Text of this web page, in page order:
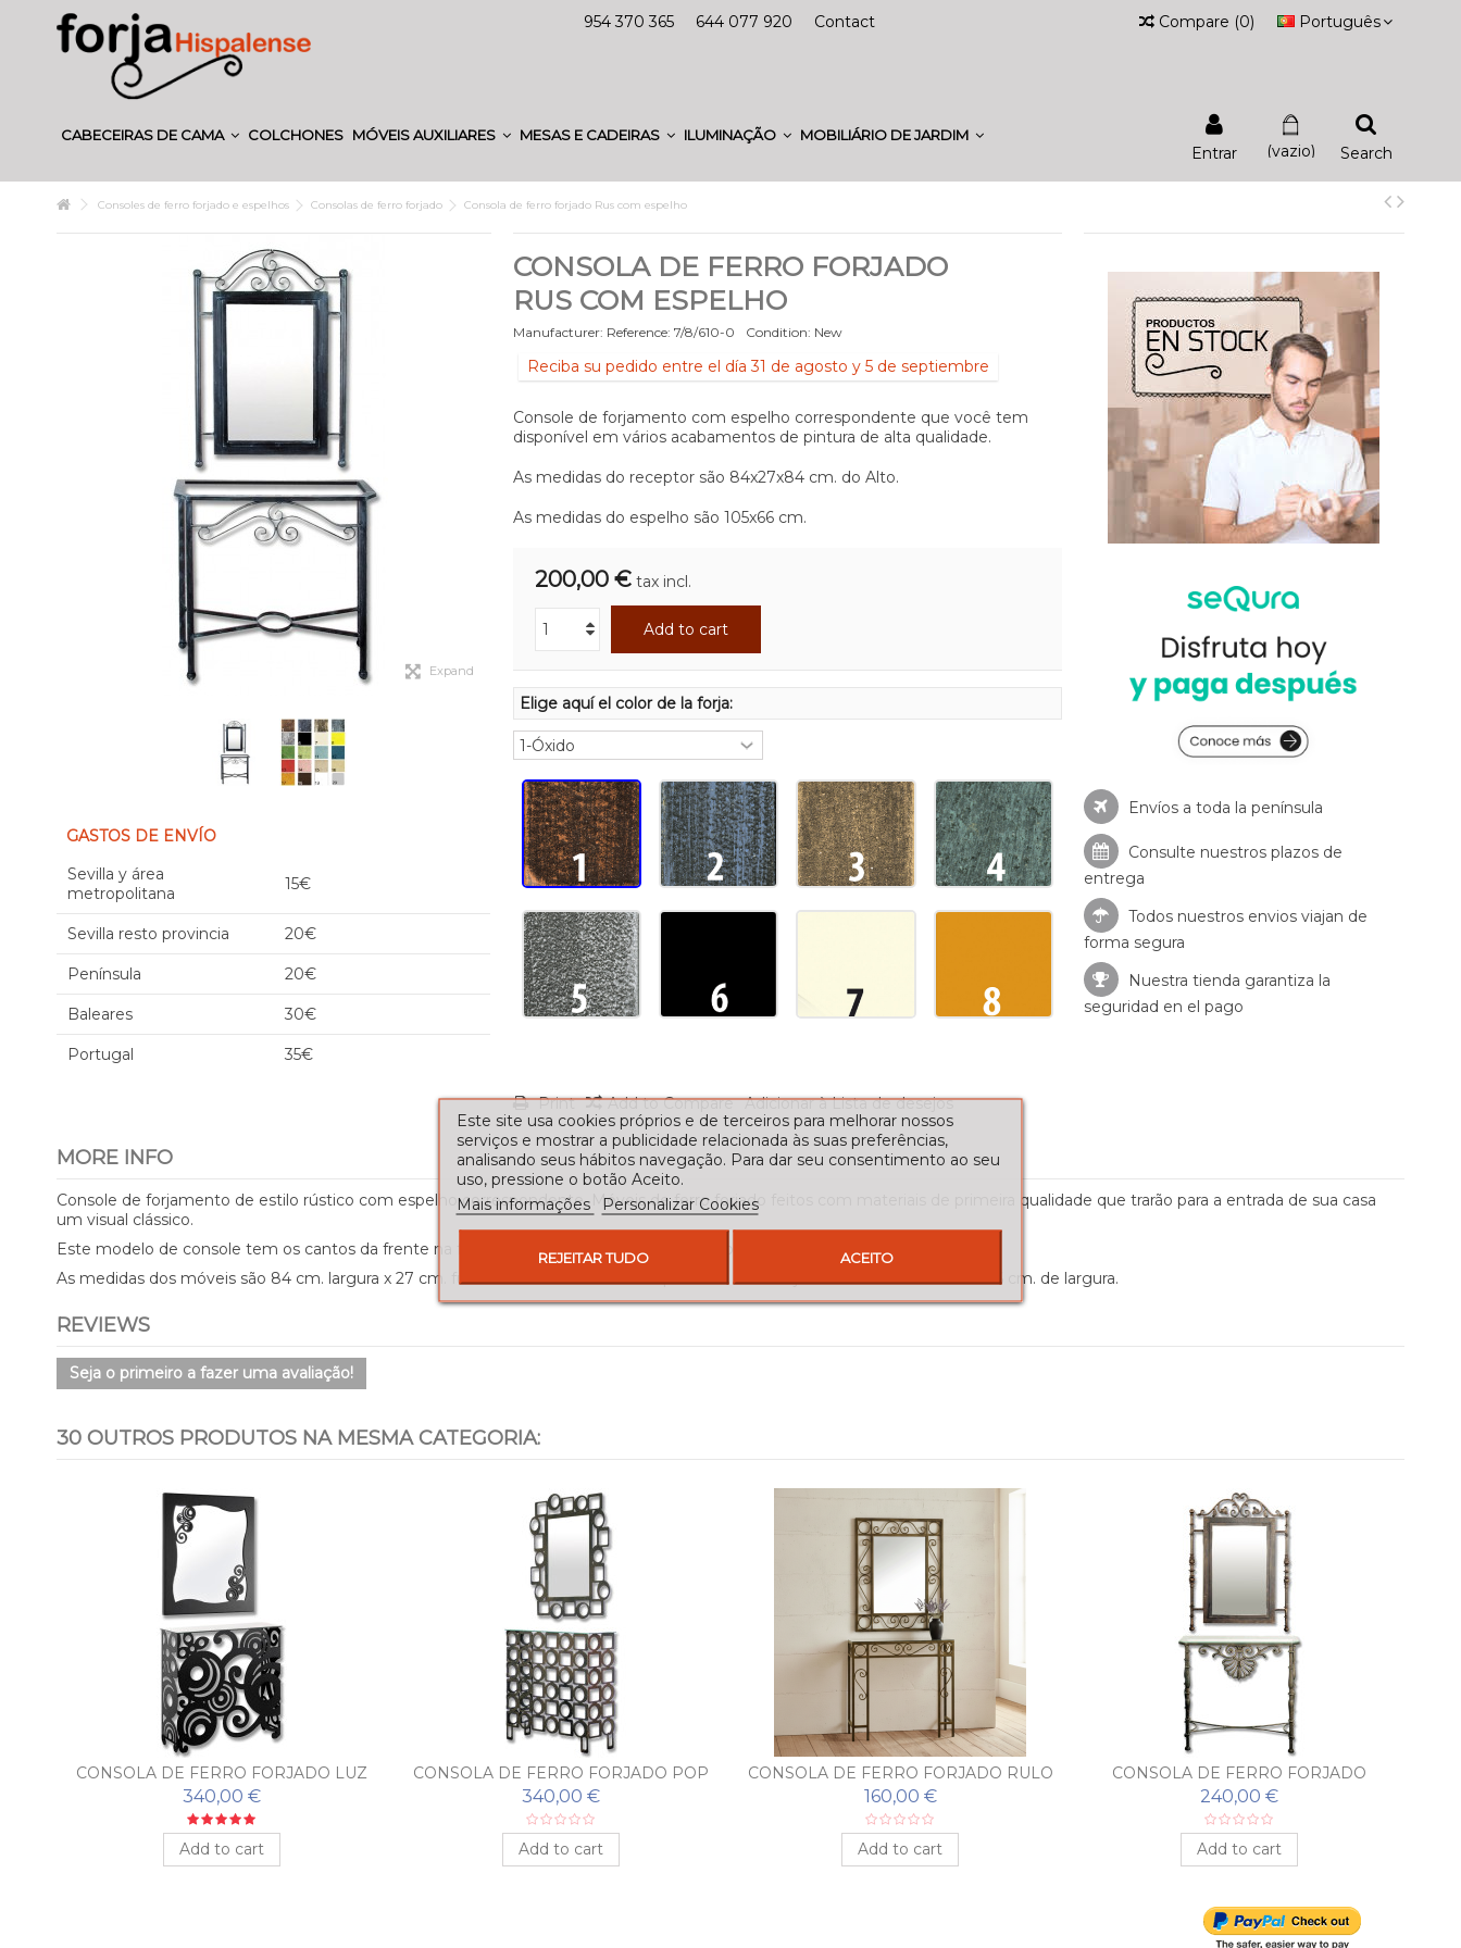
954 370 365 644 077 920 Contact Português
Compare (0)
CABECEIRAS DE CAMA COLCHONES MÓVEIS AUXILIARES MESAS E CADEIRAS ILUMINAÇÃO MOBILIÁRIO DE JARDIM
Search
(vazio)
Entrar
Consoles de ferro forjado e espelhos Consolas de ferro forjado Consola de ferro forjado Rus com espelho
Expand
GASTOS DE ENVÍO
Sevilla y área
metropolitana
15€
Sevilla resto provincia 20€
Península 20€
Baleares 30€
Portugal 35€
CONSOLA DE FERRO FORJADO
RUS COM ESPELHO
Manufacturer: Reference: 7/8/610-0 Condition: New
Reciba su pedido entre el día 31 de agosto y 5 de septiembre
Console de forjamento com espelho correspondente que você tem
disponível em vários acabamentos de pintura de alta qualidade.
As medidas do receptor são 84x27x84 cm. do Alto.
As medidas do espelho são 105x66 cm.
200,00 € tax incl.
Add to cart
Elige aquí el color de la forja:
Print Add to Compare Adicionar à Lista de desejos
Envíos a toda la península
Consulte nuestros plazos de
entrega
Todos nuestros envios viajan de
forma segura
Nuestra tienda garantiza la
seguridad en el pago
MORE INFO
Console de forjamento de estilo rústico com espelho correspondente. Móveis de ferro forjado feitos com materiais de primeira qualidade que trarão para a entrada de sua casa
um visual clássico.
Este modelo de console tem os cantos da frente na forma de um chanfro e um desenho simples.
As medidas dos móveis são 84 cm. largura x 27 cm. fundo x 84 cm do Alto. O espelho de ferro forjado mede 105 cm. alta x 66 cm. de largura.
REVIEWS
Seja o primeiro a fazer uma avaliação!
30 OUTROS PRODUTOS NA MESMA CATEGORIA:
CONSOLA DE FERRO FORJADO LUZ
COM ESPELHO
340,00 €
Add to cart
CONSOLA DE FERRO FORJADO POP
COM ESPELHO
340,00 €
Add to cart
CONSOLA DE FERRO FORJADO RULO
COM ESPELHO
160,00 €
Add to cart
CONSOLA DE FERRO FORJADO
PEINETA COM ESPELHO
240,00 €
Add to cart
Este site usa cookies próprios e de terceiros para melhorar nossos
serviços e mostrar a publicidade relacionada às suas preferências,
analisando seus hábitos navegação. Para dar seu consentimento ao seu
uso, pressione o botão Aceito.
Mais informações
Personalizar Cookies
REJEITAR TUDO ACEITO